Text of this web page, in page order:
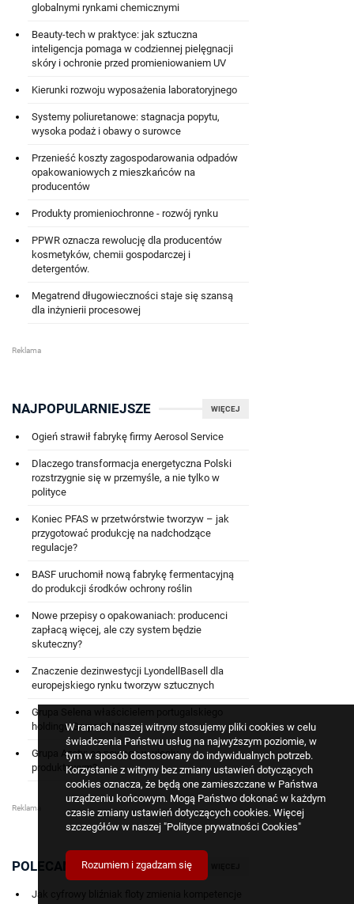
W ramach naszej witryny stosujemy pliki cookies w celu
świadczenia Państwu usług na najwyższym poziomie, w
tym w sposób dostosowany do indywidualnych potrzeb.
Korzystanie z witryny bez zmiany ustawień dotyczących
cookies oznacza, że będą one zamieszczane w Państwa
urządzeniu końcowym. Mogą Państwo dokonać w każdym
czasie zmiany ustawień dotyczących cookies. Więcej
szczegółów w naszej "Polityce prywatności Cookies"
Rozumiem i zgadzam się
globalnymi rynkami chemicznymi
Beauty-tech w praktyce: jak sztuczna
inteligencja pomaga w codziennej pielęgnacji
skóry i ochronie przed promieniowaniem UV
Kierunki rozwoju wyposażenia laboratoryjnego
Systemy poliuretanowe: stagnacja popytu,
wysoka podaż i obawy o surowce
Przenieść koszty zagospodarowania odpadów
opakowaniowych z mieszkańców na
producentów
Produkty promieniochronne - rozwój rynku
PPWR oznacza rewolucję dla producentów
kosmetyków, chemii gospodarczej i
detergentów.
Megatrend długowieczności staje się szansą
dla inżynierii procesowej
WIĘCEJ
NAJPOPULARNIEJSZE
Ogień strawił fabrykę firmy Aerosol Service
Dlaczego transformacja energetyczna Polski
rozstrzygnie się w przemyśle, a nie tylko w
polityce
Koniec PFAS w przetwórstwie tworzyw – jak
przygotować produkcję na nadchodzące
regulacje?
BASF uruchomił nową fabrykę fermentacyjną
do produkcji środków ochrony roślin
Nowe przepisy o opakowaniach: producenci
zapłacą więcej, ale czy system będzie
skuteczny?
Znaczenie dezinwestycji LyondellBasell dla
europejskiego rynku tworzyw sztucznych
Grupa Selena właścicielem portugalskiego
holdingu Grupo IGM
Grupa Azoty: co nowego w ujęciu
produktowym?
POLECANE
Jak cyfrowy bliźniak floty zmienia kompetencje